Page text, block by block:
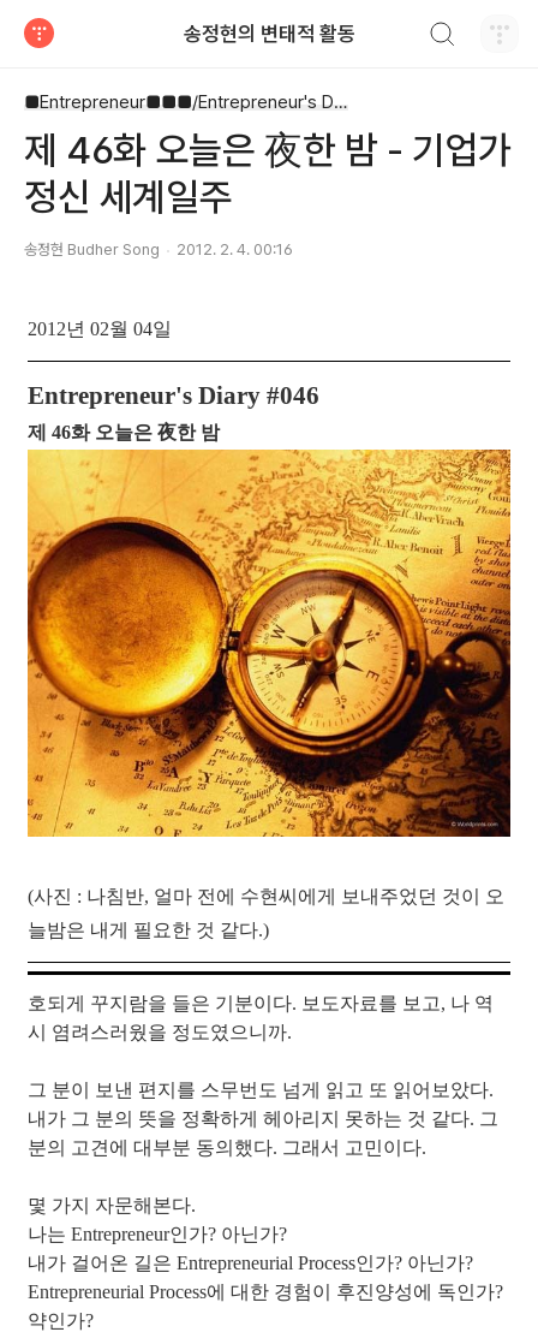
송정현의 변태적 활동
■Entrepreneur■■■/Entrepreneur's Diary
제 46화 오늘은 夜한 밤 - 기업가
정신 세계일주
송정현 Budher Song 2012. 2. 4. 00:16
2012년 02월 04일
Entrepreneur's Diary #046
제 46화 오늘은 夜한 밤
(사진 : 나침반, 얼마 전에 수현씨에게 보내주었던 것이 오
늘밤은 내게 필요한 것 같다.)
호되게 꾸지람을 들은 기분이다. 보도자료를 보고, 나 역
시 염려스러웠을 정도였으니까.
그 분이 보낸 편지를 스무번도 넘게 읽고 또 읽어보았다.
내가 그 분의 뜻을 정확하게 헤아리지 못하는 것 같다. 그
분의 고견에 대부분 동의했다. 그래서 고민이다.
몇 가지 자문해본다.
나는 Entrepreneur인가? 아닌가?
내가 걸어온 길은 Entrepreneurial Process인가? 아닌가?
Entrepreneurial Process에 대한 경험이 후진양성에 독인가?
약인가?